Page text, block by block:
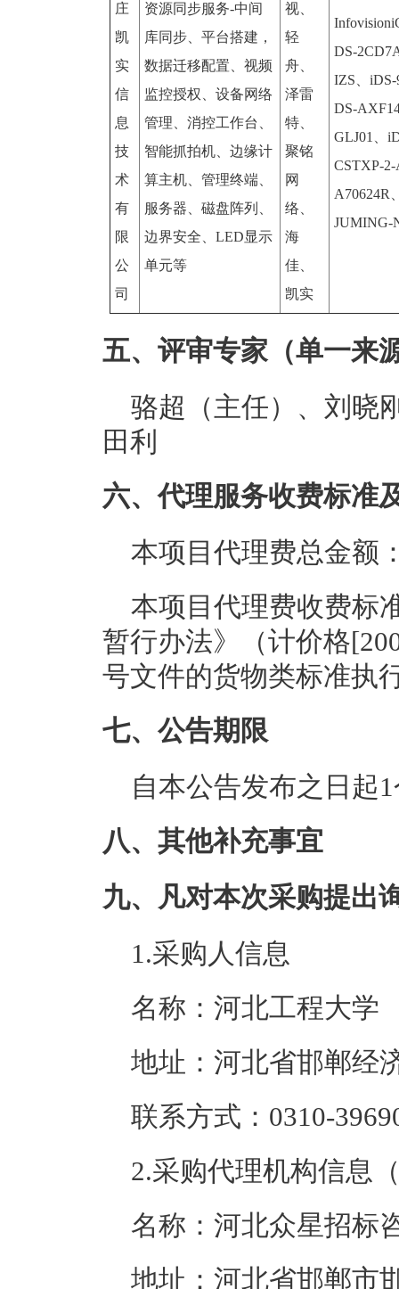
庄
凯
实
信
息
技
术
有
限
公
司
资源同步服务-中间
库同步、平台搭建，
数据迁移配置、视频
监控授权、设备网络
管理、消控工作台、
智能抓拍机、边缘计
算主机、管理终端、
服务器、磁盘阵列、
边界安全、LED显示
单元等
视、
轻
舟、
泽雷
特、
聚铭
网
络、
海
佳、
凯实
DS-
IZS、
DS-
GLJ01、
CSTXP-
A70624R
JUMING-
五、评审专家（单一来
骆超（主任）、刘晓
田利
六、代理服务收费标准
本项目代理费总金额
本项目代理费收费标
暂行办法》（计价格
号文件的货物类标准执
七、公告期限
自本公告发布之日起
八、其他补充事宜
九、凡对本次采购提出
1.采购人信息
名称：河北工程大学
地址：河北省邯郸经
联系方式：0310-
2.采购代理机构信息
名称：河北众星招标
地址：河北省邯郸市